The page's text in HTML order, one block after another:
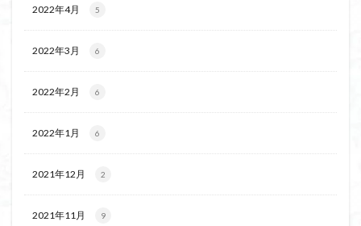
2022年4月 5
2022年3月 6
2022年2月 6
2022年1月 6
2021年12月 2
2021年11月 9